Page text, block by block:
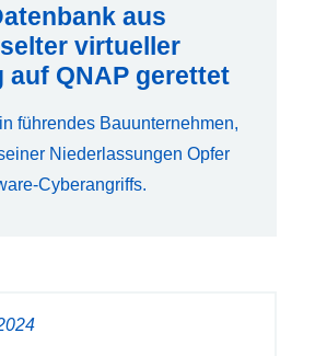
aus
virtueller
auf QNAP gerettet
führendes Bauunternehmen,
Niederlassungen Opfer
Cyberangriffs.